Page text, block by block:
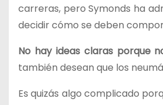
carreras, pero Symonds ha
decidir cómo se deben
No hay ideas claras porque
también desean que los
Es quizás algo complicado